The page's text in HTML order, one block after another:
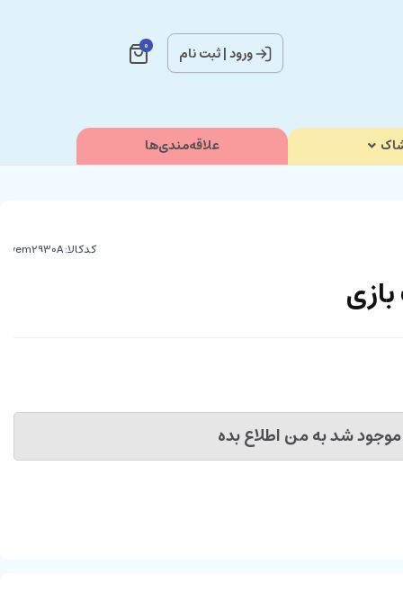
ورود|ثبت نام 0
علاقه‌مندی‌ها
کدکالا:
موجود شد به من اطلاع بده